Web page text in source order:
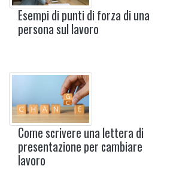
Esempi di punti di forza di una
persona sul lavoro
Come scrivere una lettera di
presentazione per cambiare
lavoro